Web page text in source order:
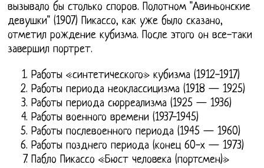
вызывало бы столько споров. Полотном "Авиньонские
девушки" (1907) Пикассо, как уже было сказано,
отметил рождение кубизма. После этого он все-таки
завершил портрет.
Работы «синтетического» кубизма (1912-1917)
Работы периода неоклассицизма (1918 — 1925)
Работы периода сюрреализма (1925 — 1936)
Работы военного времени (1937-1945)
Работы послевоенного периода (1945 — 1960)
Работы позднего периода (конец 60-х — 1973)
Пабло Пикассо «Бюст человека (портсмен)»